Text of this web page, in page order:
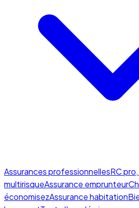
Assurances professionnellesRC
multirisqueAssurance emprunteur
économisezAssurance habitation